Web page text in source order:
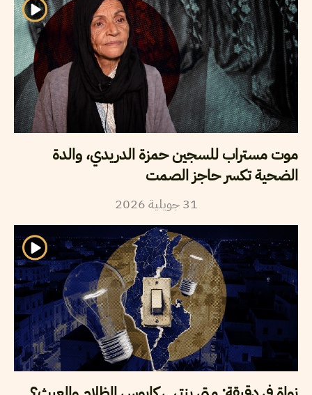
موت مستراب للسجين حمزة الدريدي، والدة
الضحية تكسر حاجز الصمت
31 جويلية2026